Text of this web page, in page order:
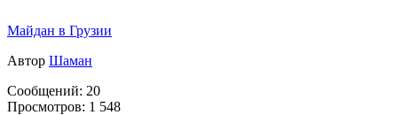
Майдан в Грузии
Автор Шаман
Сообщений: 20
Просмотров: 1 548